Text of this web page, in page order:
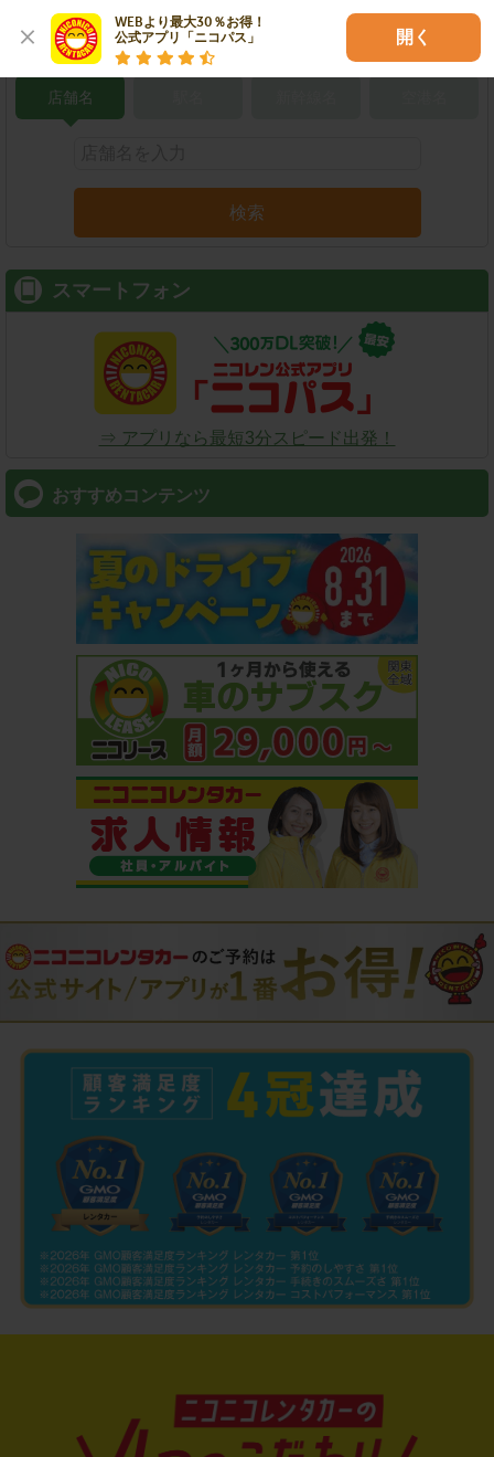
WEBより最大30％お得！
公式アプリ「ニコパス」
開く
こだわり条件で検索
店舗名
検索
スマートフォン
⇒ アプリなら最短3分スピード出発！
おすすめコンテンツ